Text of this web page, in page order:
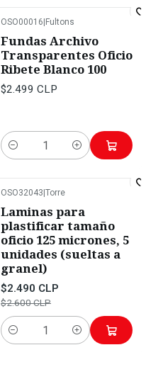
OSO00016 Fultons
Fundas Archivo
Transparentes Oficio
Ribete Blanco 100
$2.499 CLP
Cantidad
OSO32043 Torre
Laminas para
plastificar tamaño
oficio 125 micrones, 5
unidades (sueltas a
granel)
$2.490 CLP
$2.600 CLP
Cantidad